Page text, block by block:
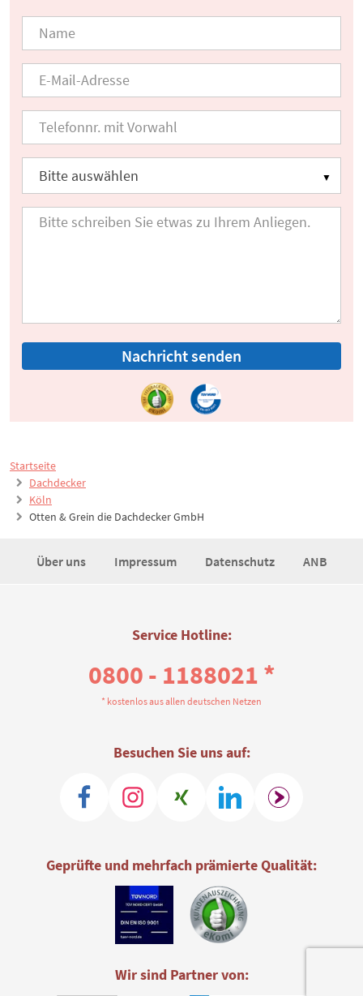
Startseite
Dachdecker
Köln
Otten & Grein die Dachdecker GmbH
Nachricht senden
Über uns Impressum Datenschutz ANB
Service Hotline:
0800 - 1188021 *
* kostenlos aus allen deutschen Netzen
Besuchen Sie uns auf:
Geprüfte und mehrfach prämierte Qualität:
Wir sind Partner von: